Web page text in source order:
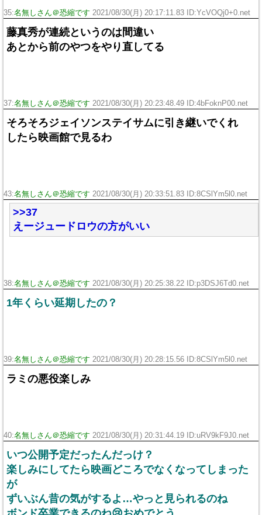
35:名無しさん＠恐縮です 2021/08/30(月) 20:17:11.83 ID:YcVOQj0+0.net
藤真秀が連続というのは間違い
あとから前のやつをやり直してる
37:名無しさん＠恐縮です 2021/08/30(月) 20:23:48.49 ID:4bFoknP00.net
そろそろジェイソンステイサムに引き継いでくれ
したら映画館で見るわ
43:名無しさん＠恐縮です 2021/08/30(月) 20:33:51.83 ID:8CSlYm5l0.net
>>37
えージュードロウの方がいい
38:名無しさん＠恐縮です 2021/08/30(月) 20:25:38.22 ID:p3DSJ6Td0.net
1年くらい延期したの？
39:名無しさん＠恐縮です 2021/08/30(月) 20:28:15.56 ID:8CSlYm5l0.net
ラミの悪役楽しみ
40:名無しさん＠恐縮です 2021/08/30(月) 20:31:44.19 ID:uRV9kF9J0.net
いつ公開予定だったんだっけ？
楽しみにしてたら映画どころでなくなってしまった
が
ずいぶん昔の気がするよ…やっと見られるのね